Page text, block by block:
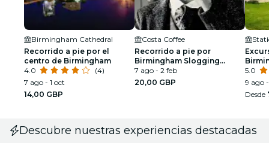
Birmingham Cathedral
Recorrido a pie por el
centro de Birmingham
4.0
(4)
7 ago - 1 oct
14,00 GBP
Costa Coffee
Recorrido a pie por
Birmingham Slogging
Gangs con Edward Shelby
7 ago - 2 feb
20,00 GBP
Bath
5.0
9 ago
Desde
Descubre nuestras experiencias destacadas